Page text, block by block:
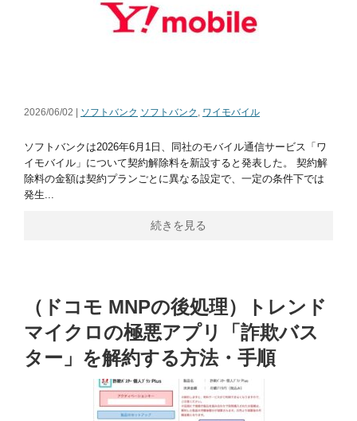
2026/06/02 | ソフトバンク ソフトバンク , ワイモバイル
ソフトバンクは2026年6月1日、同社のモバイル通信サービス「ワ
イモバイル」について契約解除料を新設すると発表した。 契約解
除料の金額は契約プランごとに異なる設定で、一定の条件下では
発生...
続きを見る
（ドコモ MNPの後処理）トレンド
マイクロの極悪アプリ「詐欺バス
ター」を解約する方法・手順